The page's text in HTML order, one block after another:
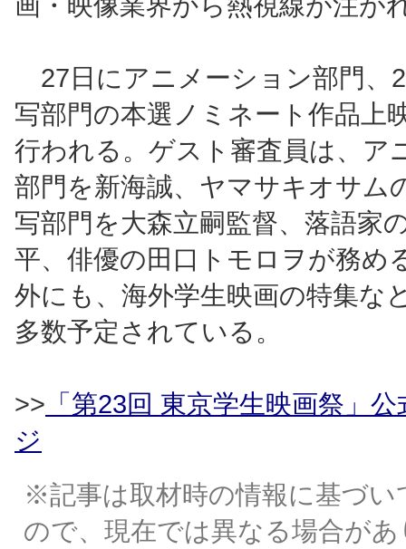
27日にアニメーション部門、
写部門の本選ノミネート作品上
行われる。ゲスト審査員は、ア
部門を新海誠、ヤマサキオサム
写部門を大森立嗣監督、落語家
平、俳優の田口トモロヲが務め
外にも、海外学生映画の特集な
多数予定されている。
>> 「第23回 東京学生映画祭」
ジ
※記事は取材時の情報に基づい
ので、現在では異なる場合が